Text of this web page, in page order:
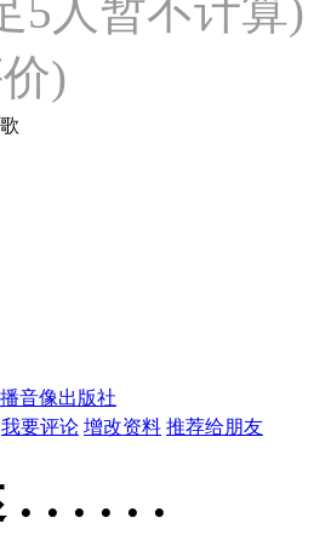
5人暂不计算)
)
音像出版社
我要评论 增改资料 推荐给朋友
. . . . .